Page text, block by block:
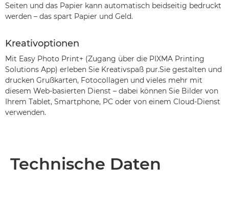
Seiten und das Papier kann automatisch beidseitig bedruckt
werden – das spart Papier und Geld.
Kreativoptionen
Mit Easy Photo Print+ (Zugang über die PIXMA Printing
Solutions App) erleben Sie Kreativspaß pur.Sie gestalten und
drucken Grußkarten, Fotocollagen und vieles mehr mit
diesem Web-basierten Dienst – dabei können Sie Bilder von
Ihrem Tablet, Smartphone, PC oder von einem Cloud-Dienst
verwenden.
Technische Daten